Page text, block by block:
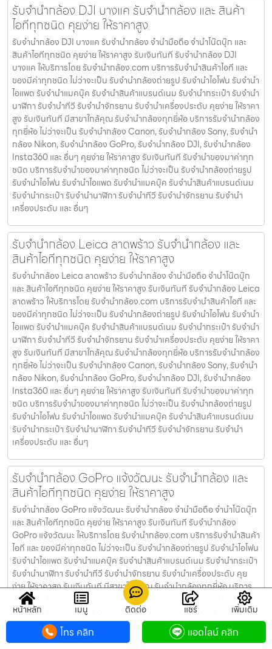
รับจำนำกล้อง DJI บางแค รับจํานํากล้อง และ สินค้า
ไอทีทุกชนิด คุยง่าย ให้ราคาสูง
รับจำนำกล้อง DJI บางแค รับจํานํากล้อง จำนำมือถือ จำนำโน๊ตบุ๊ก และ
สินค้าไอทีทุกชนิด คุยง่าย ให้ราคาสูง รับเงินทันที รับจำนำกล้อง DJI
บางแค ให้บริการโดย รับจํานํากล้อง.com บริการรับจํานําสินค้าไอที และ
ของมีค่าทุกชนิด ไม่ว่าจะเป็น รับจํานํากล้องถ่ายรูป รับจํานําไอโฟน รับจํานํา
ไอแพด รับจํานําแมคบุ๊ค รับจํานําสินค้าแบรนด์เนม รับจํานํากระเป๋า รับจํานํา
นาฬิกา รับจํานําทีวี รับจํานําจักรยาน รับจํานําเครื่องประดับ คุยง่าย ให้ราคา
สูง รับเงินทันที มีสาขาใกล้คุณ รับจำนำกล้องทุกยี่ห้อ บริการรับจำนำกล้อง
ทุกยี่ห้อ ไม่ว่าจะเป็น รับจำนำกล้อง Canon, รับจำนำกล้อง Sony, รับจำนำ
กล้อง Nikon, รับจำนำกล้อง GoPro, รับจำนำกล้อง DJI, รับจำนำกล้อง
Insta360 และ อื่นๆ คุยง่าย ให้ราคาสูง รับเงินทันที รับจำนำของมาค่าทุก
ชนิด บริการรับจำนำของมาค่าทุกชนิด ไม่ว่าจะเป็น รับจํานํากล้องถ่ายรูป
รับจํานําไอโฟน รับจํานําไอแพด รับจํานําแมคบุ๊ค รับจํานําสินค้าแบรนด์เนม
รับจํานํากระเป๋า รับจํานํานาฬิกา รับจํานําทีวี รับจํานําจักรยาน รับจํานํา
เครื่องประดับ และ อื่นๆ
รับจำนำกล้อง Leica ลาดพร้าว รับจํานํากล้อง และ
สินค้าไอทีทุกชนิด คุยง่าย ให้ราคาสูง
รับจำนำกล้อง Leica ลาดพร้าว รับจํานํากล้อง จำนำมือถือ จำนำโน๊ตบุ๊ก
และ สินค้าไอทีทุกชนิด คุยง่าย ให้ราคาสูง รับเงินทันที รับจำนำกล้อง Leica
ลาดพร้าว ให้บริการโดย รับจํานํากล้อง.com บริการรับจํานําสินค้าไอที และ
ของมีค่าทุกชนิด ไม่ว่าจะเป็น รับจํานํากล้องถ่ายรูป รับจํานําไอโฟน รับจํานํา
ไอแพด รับจํานําแมคบุ๊ค รับจํานําสินค้าแบรนด์เนม รับจํานํากระเป๋า รับจํานํา
นาฬิกา รับจํานําทีวี รับจํานําจักรยาน รับจํานําเครื่องประดับ คุยง่าย ให้ราคา
สูง รับเงินทันที มีสาขาใกล้คุณ รับจำนำกล้องทุกยี่ห้อ บริการรับจำนำกล้อง
ทุกยี่ห้อ ไม่ว่าจะเป็น รับจำนำกล้อง Canon, รับจำนำกล้อง Sony, รับจำนำ
กล้อง Nikon, รับจำนำกล้อง GoPro, รับจำนำกล้อง DJI, รับจำนำกล้อง
Insta360 และ อื่นๆ คุยง่าย ให้ราคาสูง รับเงินทันที รับจำนำของมาค่าทุก
ชนิด บริการรับจำนำของมาค่าทุกชนิด ไม่ว่าจะเป็น รับจํานํากล้องถ่ายรูป
รับจํานําไอโฟน รับจํานําไอแพด รับจํานําแมคบุ๊ค รับจํานําสินค้าแบรนด์เนม
รับจํานํากระเป๋า รับจํานํานาฬิกา รับจํานําทีวี รับจํานําจักรยาน รับจํานํา
เครื่องประดับ และ อื่นๆ
รับจำนำกล้อง GoPro แจ้งวัฒนะ รับจํานํากล้อง และ
สินค้าไอทีทุกชนิด คุยง่าย ให้ราคาสูง
รับจำนำกล้อง GoPro แจ้งวัฒนะ รับจํานํากล้อง จำนำมือถือ จำนำโน๊ตบุ๊ก
และ สินค้าไอทีทุกชนิด คุยง่าย ให้ราคาสูง รับเงินทันที รับจำนำกล้อง
GoPro แจ้งวัฒนะ ให้บริการโดย รับจํานํากล้อง.com บริการรับจํานําสินค้า
ไอที และ ของมีค่าทุกชนิด ไม่ว่าจะเป็น รับจํานํากล้องถ่ายรูป รับจํานําไอโฟน
รับจํานําไอแพด รับจํานําแมคบุ๊ค รับจํานําสินค้าแบรนด์เนม รับจํานํากระเป๋า
รับจํานํานาฬิกา รับจํานําทีวี รับจํานําจักรยาน รับจํานําเครื่องประดับ คุย
ง่าย ให้ราคาสูง รับเงินทันที มีสาขาใกล้คุณ รับจำนำกล้องทุกยี่ห้อ บริการ
รับจำนำกล้องทุกยี่ห้อ ไม่ว่าจะเป็น รับจำนำกล้อง Canon, รับจำนำกล้อง
Sony, รับจำนำกล้อง Nikon, รับจำนำกล้อง GoPro, รับจำนำกล้อง DJI,
รับจำนำกล้อง Insta360 และ อื่นๆ คุยง่าย ให้ราคาสูง รับเงินทันที รับจำนำ
ของมาค่าทุกชนิด บริการรับจำนำของมาค่าทุกชนิด ไม่ว่าจะเป็น รับจํานํา
หน้าหลัก เมนู ติดต่อ แชร์ เพิ่มเติม
โทร คลิก แอดไลน์ คลิก